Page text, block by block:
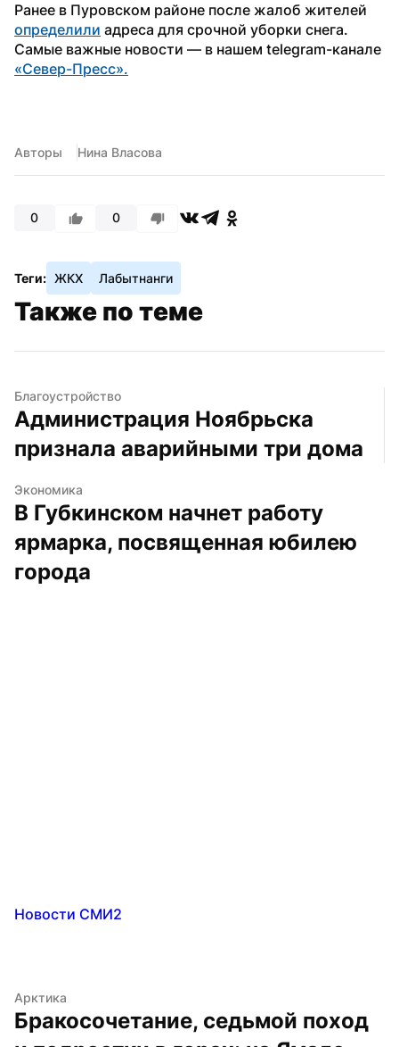
определили адреса для срочной уборки снега.
«Север-Пресс».
Авторы Нина Власова
0 0
Теги: ЖКХ Лабытнанги
Также по теме
Благоустройство
Администрация Ноябрьска
признала аварийными три дома
Экономика
В Губкинском начнет работу
ярмарка, посвященная юбилею
города
Новости СМИ2
Арктика
Бракосочетание, седьмой поход